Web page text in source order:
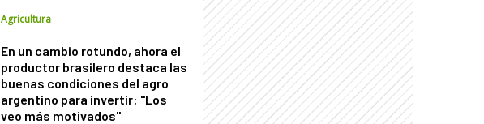
Agricultura
En un cambio rotundo, ahora el
productor brasilero destaca las
buenas condiciones del agro
argentino para invertir: "Los
veo más motivados"